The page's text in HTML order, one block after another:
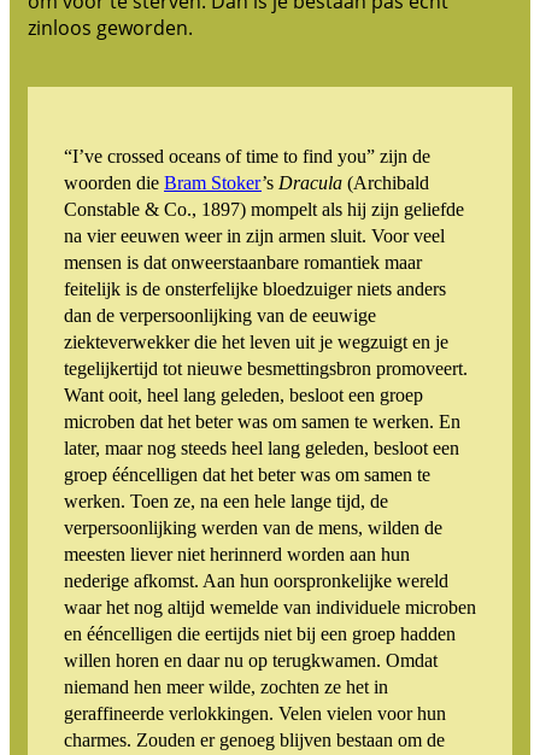
zinloos geworden.
“I’ve crossed oceans of time to find you” zijn de
woorden die Bram Stoker’s Dracula (Archibald
Constable & Co., 1897) mompelt als hij zijn geliefde
na vier eeuwen weer in zijn armen sluit. Voor veel
mensen is dat onweerstaanbare romantiek maar
feitelijk is de onsterfelijke bloedzuiger niets anders
dan de verpersoonlijking van de eeuwige
ziekteverwekker die het leven uit je wegzuigt en je
tegelijkertijd tot nieuwe besmettingsbron promoveert.
Want ooit, heel lang geleden, besloot een groep
microben dat het beter was om samen te werken. En
later, maar nog steeds heel lang geleden, besloot een
groep ééncelligen dat het beter was om samen te
werken. Toen ze, na een hele lange tijd, de
verpersoonlijking werden van de mens, wilden de
meesten liever niet herinnerd worden aan hun
nederige afkomst. Aan hun oorspronkelijke wereld
waar het nog altijd wemelde van individuele microben
en ééncelligen die eertijds niet bij een groep hadden
willen horen en daar nu op terugkwamen. Omdat
niemand hen meer wilde, zochten ze het in
geraffineerde verlokkingen. Velen vielen voor hun
charmes. Zouden er genoeg blijven bestaan om de